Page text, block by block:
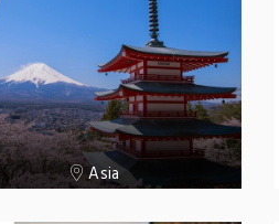
Asia